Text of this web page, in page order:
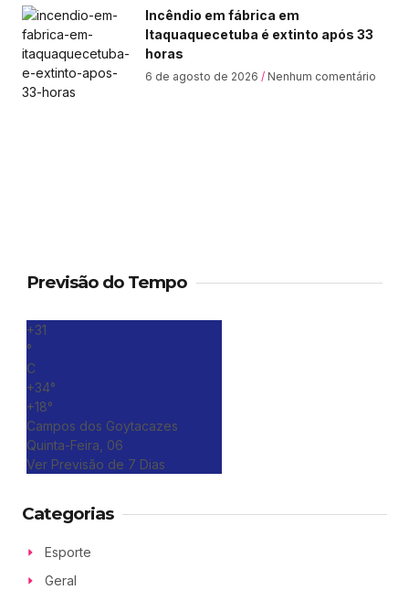
Incêndio em fábrica em
Itaquaquecetuba é extinto após 33
horas
6 de agosto de 2026 Nenhum comentário
Previsão do Tempo
+31
°
C
+34°
+18°
Campos dos Goytacazes
Quinta-Feira, 06
Ver Previsão de 7 Dias
Categorias
Esporte
Geral